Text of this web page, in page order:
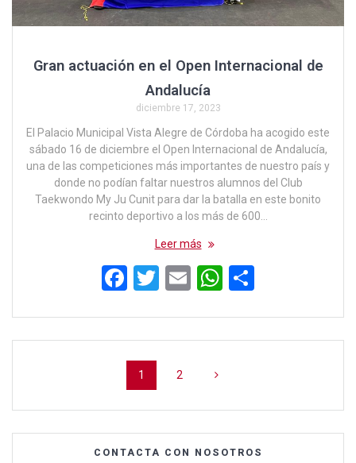
Gran actuación en el Open Internacional de
Andalucía
diciembre 17, 2023
El Palacio Municipal Vista Alegre de Córdoba ha acogido este
sábado 16 de diciembre el Open Internacional de Andalucía,
una de las competiciones más importantes de nuestro país y
donde no podían faltar nuestros alumnos del Club
Taekwondo My Ju Cunit para dar la batalla en este bonito
recinto deportivo a los más de 600…
Leer más
F
b
o
o
k
T
E
W
p
p
tir
Navegación
Página
1 Página
2
CONTACTA CON NOSOTROS